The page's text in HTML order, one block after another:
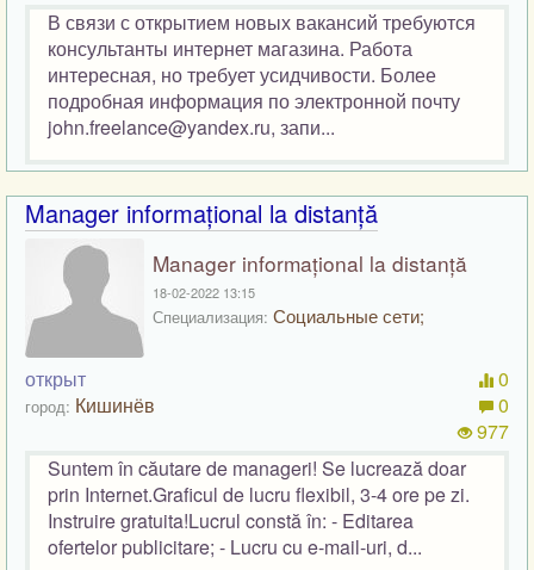
В связи с открытием новых вакансий требуются
консультанты интернет магазина. Работа
интересная, но требует усидчивости. Более
подробная информация по электронной почту
john.freelance@yandex.ru, запи...
Manager informațional la distanță
Manager informațional la distanță
18-02-2022 13:15
Специализация: Социальные сети;
открыт
город: Кишинёв
0
0
977
Suntem în căutare de manageri! Se lucrează doar
prin Internet.Graficul de lucru flexibil, 3-4 ore pe zi.
Instruire gratuita!Lucrul constă în: - Editarea
ofertelor publicitare; - Lucru cu e-mail-uri, d...